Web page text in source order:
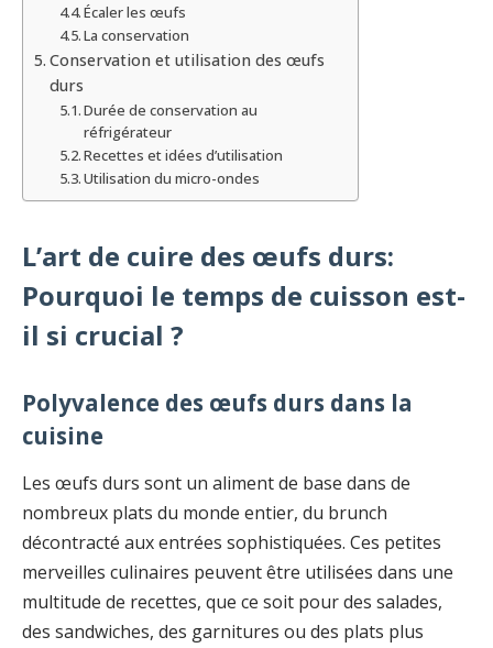
Écaler les œufs
La conservation
Conservation et utilisation des œufs
durs
Durée de conservation au
réfrigérateur
Recettes et idées d’utilisation
Utilisation du micro-ondes
L’art de cuire des œufs durs:
Pourquoi le temps de cuisson est-
il si crucial ?
Polyvalence des œufs durs dans la
cuisine
Les œufs durs sont un aliment de base dans de
nombreux plats du monde entier, du brunch
décontracté aux entrées sophistiquées. Ces petites
merveilles culinaires peuvent être utilisées dans une
multitude de recettes, que ce soit pour des salades,
des sandwiches, des garnitures ou des plats plus